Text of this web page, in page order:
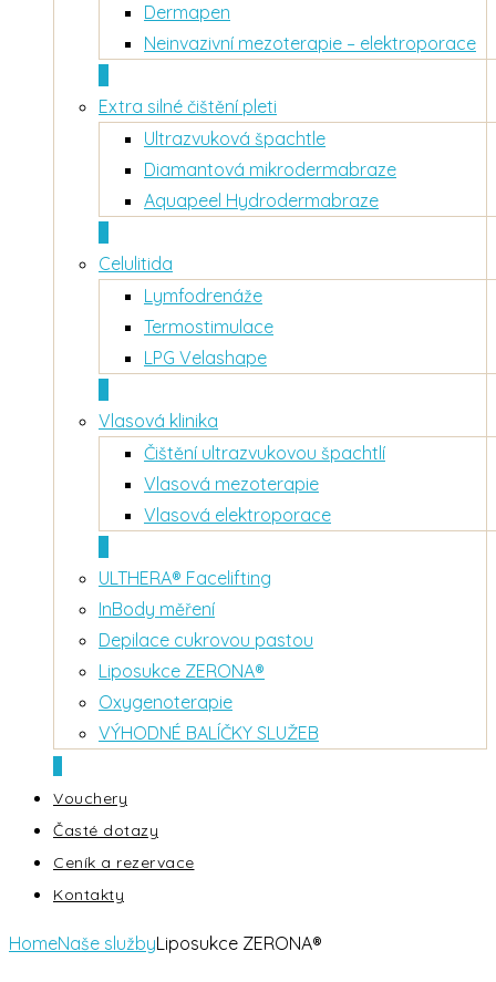
Dermapen
Neinvazivní mezoterapie – elektroporace
Extra silné čištění pleti
Ultrazvuková špachtle
Diamantová mikrodermabraze
Aquapeel Hydrodermabraze
Celulitida
Lymfodrenáže
Termostimulace
LPG Velashape
Vlasová klinika
Čištění ultrazvukovou špachtlí
Vlasová mezoterapie
Vlasová elektroporace
ULTHERA® Facelifting
InBody měření
Depilace cukrovou pastou
Liposukce ZERONA®
Oxygenoterapie
VÝHODNÉ BALÍČKY SLUŽEB
Vouchery
Časté dotazy
Ceník a rezervace
Kontakty
HomeNaše službyLiposukce ZERONA®